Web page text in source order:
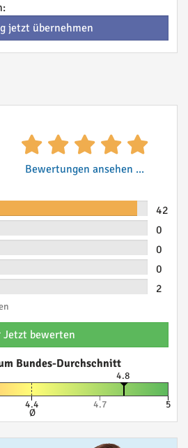
jetzt übernehmen
Bewertungen ansehen ...
42
0
0
0
2
Jetzt bewerten
Bundes-Durchschnitt
4.8
4.4
Ø
4.7 5